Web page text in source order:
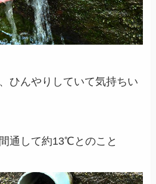
ひんやりしていて気持ちい
通して約13℃とのこと